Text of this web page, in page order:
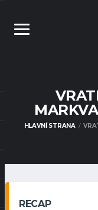
HLAVNÍ STRANA
RECAP